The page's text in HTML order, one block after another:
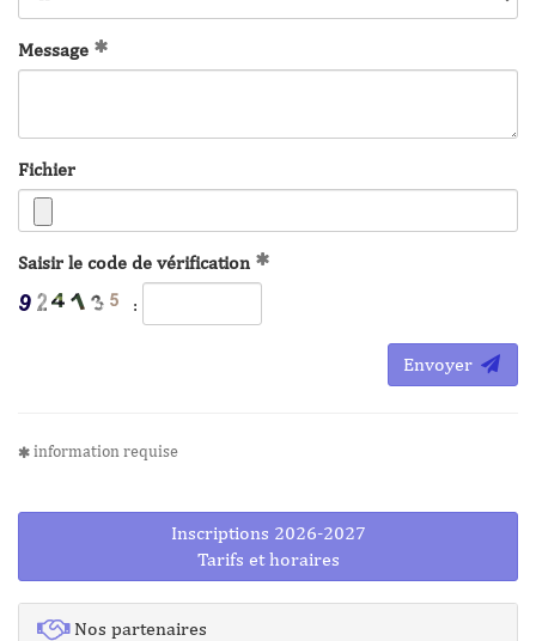
Message
Fichier
Saisir le code de vérification
:
Envoyer
information requise
Inscriptions 2026-2027
Tarifs et horaires
Nos partenaires